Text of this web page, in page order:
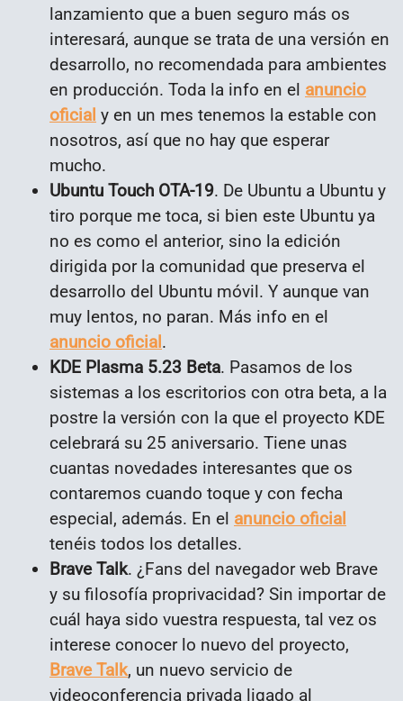
lanzamiento que a buen seguro más os
interesará, aunque se trata de una versión en
desarrollo, no recomendada para ambientes
en producción. Toda la info en el anuncio
oficial y en un mes tenemos la estable con
nosotros, así que no hay que esperar
mucho.
Ubuntu Touch OTA-19. De Ubuntu a Ubuntu y
tiro porque me toca, si bien este Ubuntu ya
no es como el anterior, sino la edición
dirigida por la comunidad que preserva el
desarrollo del Ubuntu móvil. Y aunque van
muy lentos, no paran. Más info en el
anuncio oficial.
KDE Plasma 5.23 Beta. Pasamos de los
sistemas a los escritorios con otra beta, a la
postre la versión con la que el proyecto KDE
celebrará su 25 aniversario. Tiene unas
cuantas novedades interesantes que os
contaremos cuando toque y con fecha
especial, además. En el anuncio oficial
tenéis todos los detalles.
Brave Talk. ¿Fans del navegador web Brave
y su filosofía proprivacidad? Sin importar de
cuál haya sido vuestra respuesta, tal vez os
interese conocer lo nuevo del proyecto,
Brave Talk, un nuevo servicio de
videoconferencia privada ligado al